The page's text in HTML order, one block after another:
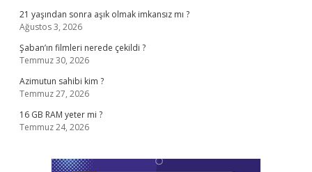
21 yaşından sonra aşık olmak imkansız mı ?
Ağustos 3, 2026
Şaban’ın filmleri nerede çekildi ?
Temmuz 30, 2026
Azimutun sahibi kim ?
Temmuz 27, 2026
16 GB RAM yeter mi ?
Temmuz 24, 2026